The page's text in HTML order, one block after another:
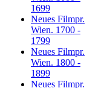
1699
Neues Filmpr.
Wien. 1700 -
1799
Neues Filmpr.
Wien. 1800 -
1899
Neues Filmpr.